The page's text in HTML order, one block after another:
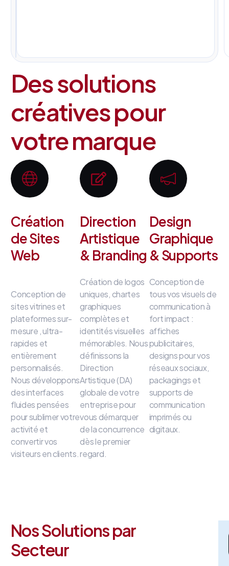
Des solutions
créatives pour
votre marque
Création
de Sites
Web
Conception de
sites vitrines et
plateformes sur-
mesure , ultra-
rapides et
entièrement
personnalisés.
Nous développons
des interfaces
fluidespensées
pour sublimer votre
activité et
convertir vos
visiteurs en clients.
Direction
Artistique
& Branding
Création de logos
uniques, chartes
graphiques
complètes et
identités visuelles
mémorables. Nous
définissons la
Direction
Artistique (DA)
globale de votre
entreprisepour
vous démarquer
de la concurrence
dès le premier
regard.
Design
Graphique
& Supports
Conception de
tous vos visuels de
communication à
fort impact :
affiches
publicitaires,
designs pour vos
réseaux sociaux,
packagings et
supports de
communication
imprimés ou
digitaux.
Nos Solutions par
Secteur